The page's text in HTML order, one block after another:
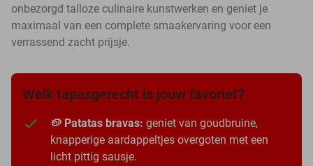
onbezorgd talloze culinaire kunstwerken en geniet je
maximaal van een complete smaakervaring voor een
verrassend zacht prijsje.
Welk tapasgerecht is jouw favoriet?
🥔 Patatas bravas: geniet van goudbruine,
knapperige aardappeltjes overgoten met een
licht pittig sausje.